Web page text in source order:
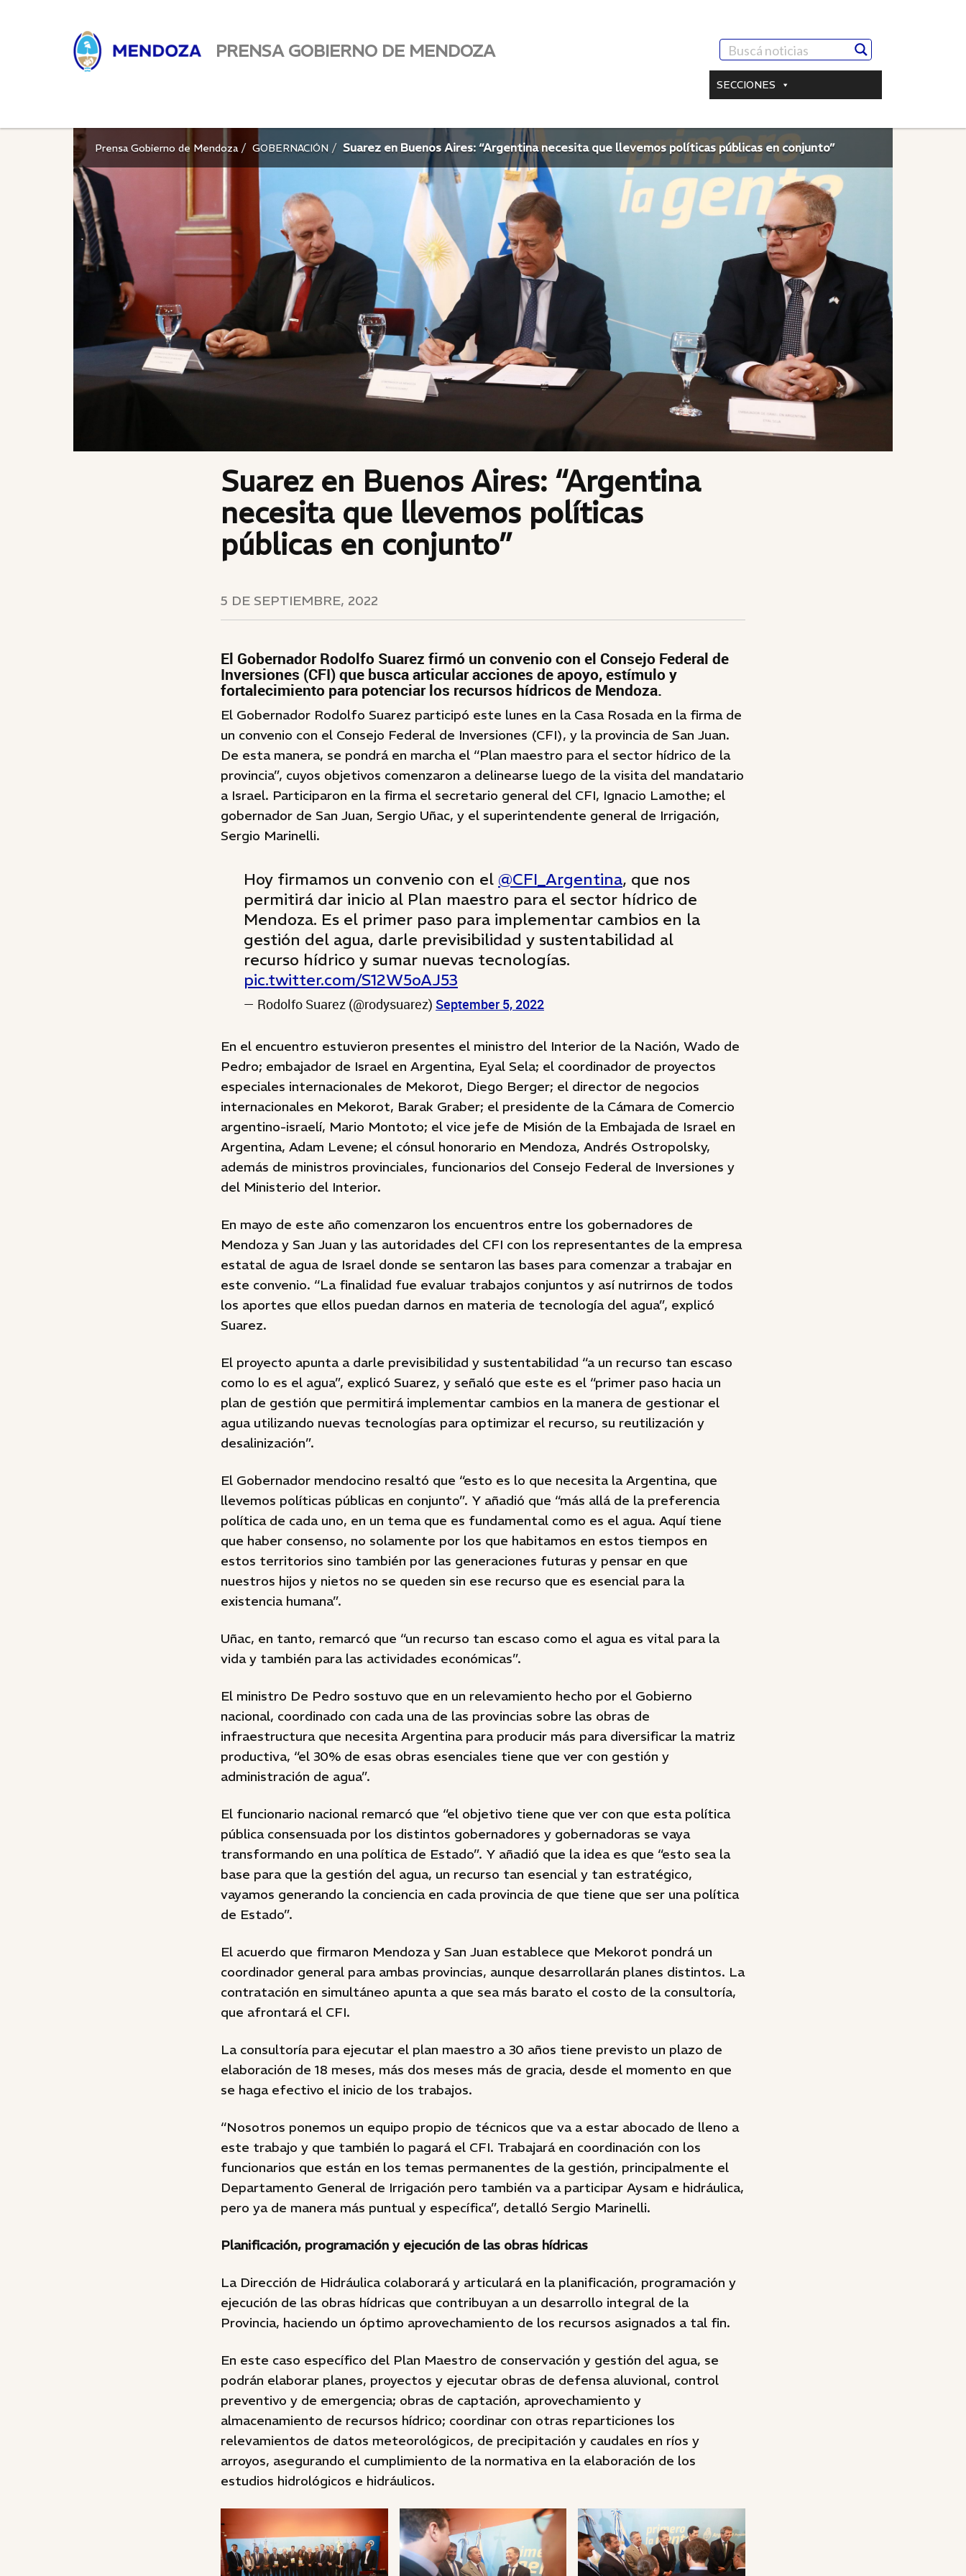
PRENSA GOBIERNO DE MENDOZA
SECCIONES
Prensa Gobierno de Mendoza GOBERNACIÓN Suarez en Buenos Aires: “Argentina necesita que llevemos políticas públicas en conjunto”
Suarez en Buenos Aires: “Argentina
necesita que llevemos políticas
públicas en conjunto”
5 DE SEPTIEMBRE, 2022
El Gobernador Rodolfo Suarez firmó un convenio con el Consejo Federal de
Inversiones (CFI) que busca articular acciones de apoyo, estímulo y
fortalecimiento para potenciar los recursos hídricos de Mendoza.
El Gobernador Rodolfo Suarez participó este lunes en la Casa Rosada en la firma de
un convenio con el Consejo Federal de Inversiones (CFI), y la provincia de San Juan.
De esta manera, se pondrá en marcha el “Plan maestro para el sector hídrico de la
provincia”, cuyos objetivos comenzaron a delinearse luego de la visita del mandatario
a Israel. Participaron en la firma el secretario general del CFI, Ignacio Lamothe; el
gobernador de San Juan, Sergio Uñac, y el superintendente general de Irrigación,
Sergio Marinelli.
Hoy firmamos un convenio con el @CFI_Argentina, que nos
permitirá dar inicio al Plan maestro para el sector hídrico de
Mendoza. Es el primer paso para implementar cambios en la
gestión del agua, darle previsibilidad y sustentabilidad al
recurso hídrico y sumar nuevas tecnologías.
pic.twitter.com/S12W5oAJ53
— Rodolfo Suarez (@rodysuarez) September 5, 2022
En el encuentro estuvieron presentes el ministro del Interior de la Nación, Wado de
Pedro; embajador de Israel en Argentina, Eyal Sela; el coordinador de proyectos
especiales internacionales de Mekorot, Diego Berger; el director de negocios
internacionales en Mekorot, Barak Graber; el presidente de la Cámara de Comercio
argentino-israelí, Mario Montoto; el vice jefe de Misión de la Embajada de Israel en
Argentina, Adam Levene; el cónsul honorario en Mendoza, Andrés Ostropolsky,
además de ministros provinciales, funcionarios del Consejo Federal de Inversiones y
del Ministerio del Interior.
En mayo de este año comenzaron los encuentros entre los gobernadores de
Mendoza y San Juan y las autoridades del CFI con los representantes de la empresa
estatal de agua de Israel donde se sentaron las bases para comenzar a trabajar en
este convenio. “La finalidad fue evaluar trabajos conjuntos y así nutrirnos de todos
los aportes que ellos puedan darnos en materia de tecnología del agua”, explicó
Suarez.
El proyecto apunta a darle previsibilidad y sustentabilidad “a un recurso tan escaso
como lo es el agua”, explicó Suarez, y señaló que este es el “primer paso hacia un
plan de gestión que permitirá implementar cambios en la manera de gestionar el
agua utilizando nuevas tecnologías para optimizar el recurso, su reutilización y
desalinización”.
El Gobernador mendocino resaltó que “esto es lo que necesita la Argentina, que
llevemos políticas públicas en conjunto”. Y añadió que “más allá de la preferencia
política de cada uno, en un tema que es fundamental como es el agua. Aquí tiene
que haber consenso, no solamente por los que habitamos en estos tiempos en
estos territorios sino también por las generaciones futuras y pensar en que
nuestros hijos y nietos no se queden sin ese recurso que es esencial para la
existencia humana”.
Uñac, en tanto, remarcó que “un recurso tan escaso como el agua es vital para la
vida y también para las actividades económicas”.
El ministro De Pedro sostuvo que en un relevamiento hecho por el Gobierno
nacional, coordinado con cada una de las provincias sobre las obras de
infraestructura que necesita Argentina para producir más para diversificar la matriz
productiva, “el 30% de esas obras esenciales tiene que ver con gestión y
administración de agua”.
El funcionario nacional remarcó que “el objetivo tiene que ver con que esta política
pública consensuada por los distintos gobernadores y gobernadoras se vaya
transformando en una política de Estado”. Y añadió que la idea es que “esto sea la
base para que la gestión del agua, un recurso tan esencial y tan estratégico,
vayamos generando la conciencia en cada provincia de que tiene que ser una política
de Estado”.
El acuerdo que firmaron Mendoza y San Juan establece que Mekorot pondrá un
coordinador general para ambas provincias, aunque desarrollarán planes distintos. La
contratación en simultáneo apunta a que sea más barato el costo de la consultoría,
que afrontará el CFI.
La consultoría para ejecutar el plan maestro a 30 años tiene previsto un plazo de
elaboración de 18 meses, más dos meses más de gracia, desde el momento en que
se haga efectivo el inicio de los trabajos.
“Nosotros ponemos un equipo propio de técnicos que va a estar abocado de lleno a
este trabajo y que también lo pagará el CFI. Trabajará en coordinación con los
funcionarios que están en los temas permanentes de la gestión, principalmente el
Departamento General de Irrigación pero también va a participar Aysam e hidráulica,
pero ya de manera más puntual y específica”, detalló Sergio Marinelli.
Planificación, programación y ejecución de las obras hídricas
La Dirección de Hidráulica colaborará y articulará en la planificación, programación y
ejecución de las obras hídricas que contribuyan a un desarrollo integral de la
Provincia, haciendo un óptimo aprovechamiento de los recursos asignados a tal fin.
En este caso específico del Plan Maestro de conservación y gestión del agua, se
podrán elaborar planes, proyectos y ejecutar obras de defensa aluvional, control
preventivo y de emergencia; obras de captación, aprovechamiento y
almacenamiento de recursos hídrico; coordinar con otras reparticiones los
relevamientos de datos meteorológicos, de precipitación y caudales en ríos y
arroyos, asegurando el cumplimiento de la normativa en la elaboración de los
estudios hidrológicos e hidráulicos.